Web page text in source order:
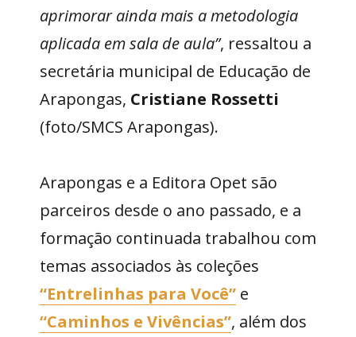
aprimorar ainda mais a metodologia
aplicada em sala de aula”, ressaltou a
secretária municipal de Educação de
Arapongas, Cristiane Rossetti
(foto/SMCS Arapongas).
Arapongas e a Editora Opet são
parceiros desde o ano passado, e a
formação continuada trabalhou com
temas associados às coleções
“Entrelinhas para Você” e
“Caminhos e Vivências”, além dos